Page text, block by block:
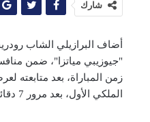
شارك
أضاف البرازيلي الشاب
الملكي الأول، بعد مرور 7 دقائق فقط على بداية المباراة، عن طريق ركلة جزاء.